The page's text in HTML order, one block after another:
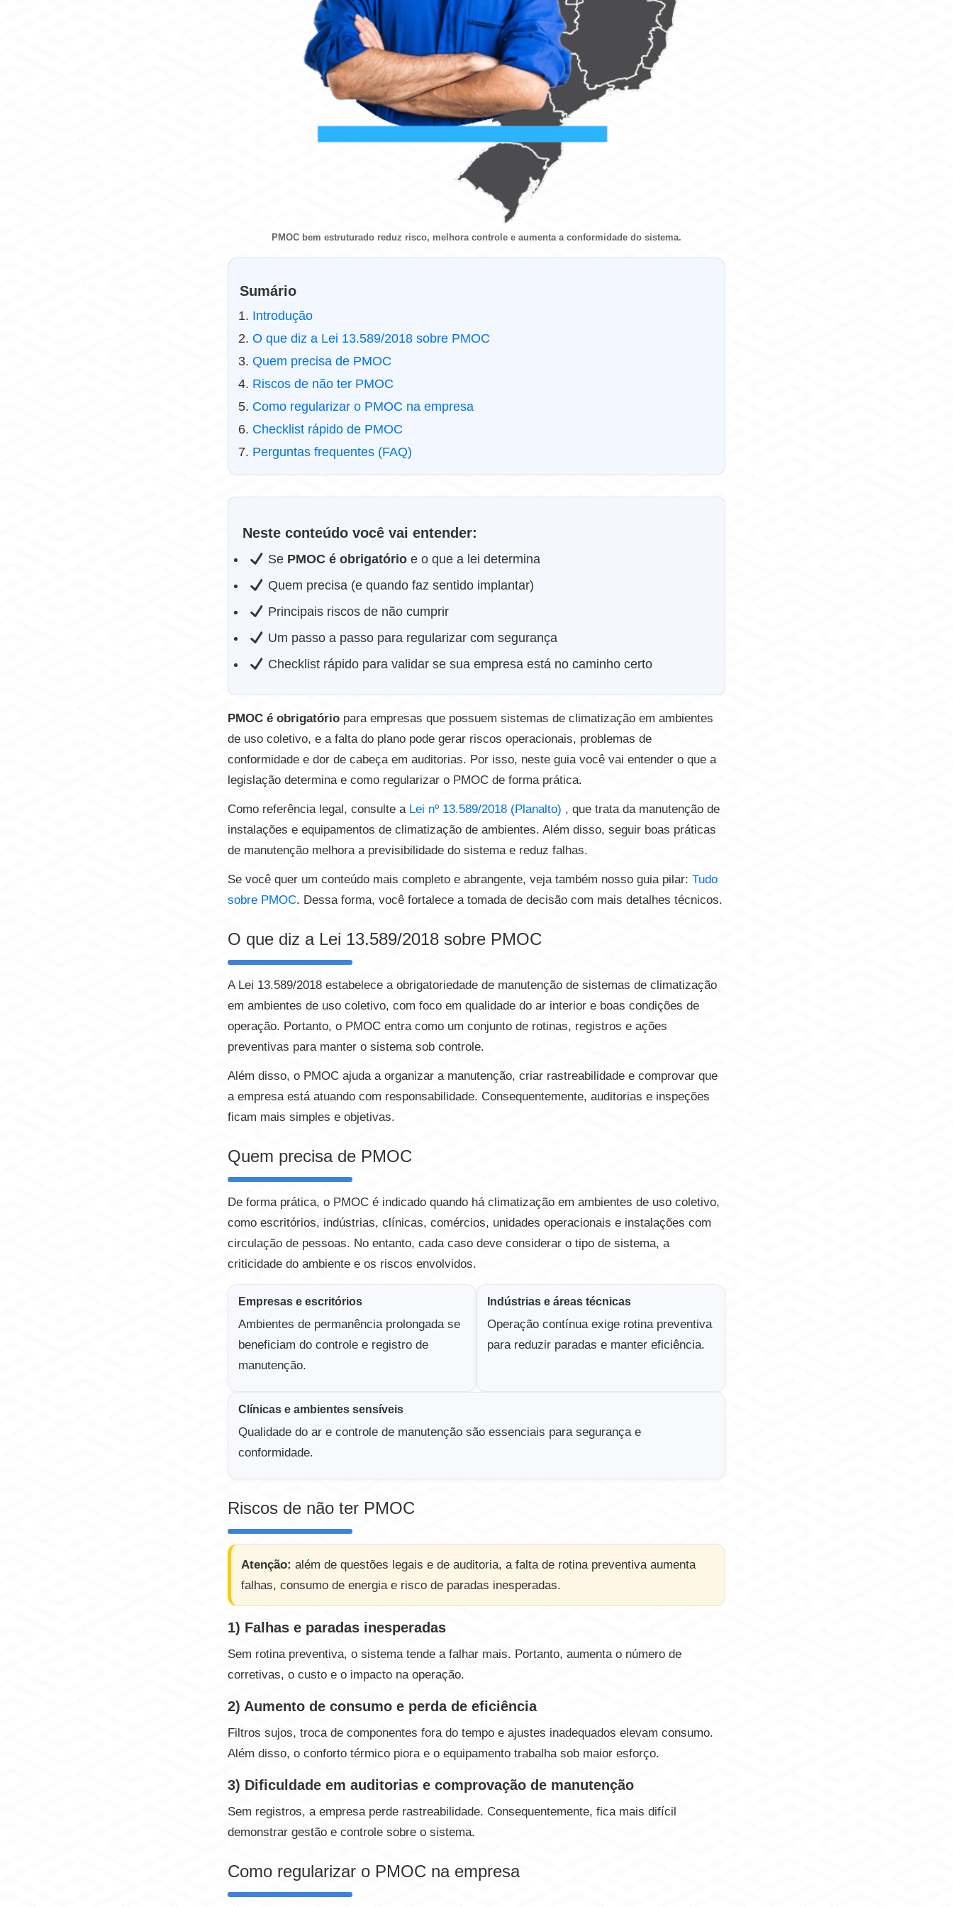
PMOC bem estruturado reduz risco, melhora controle e aumenta a conformidade do sistema.
Sumário
Introdução
O que diz a Lei 13.589/2018 sobre PMOC
Quem precisa de PMOC
Riscos de não ter PMOC
Como regularizar o PMOC na empresa
Checklist rápido de PMOC
Perguntas frequentes (FAQ)
Neste conteúdo você vai entender:
Se PMOC é obrigatórioe o que a lei determina
Quem precisa (e quando faz sentido implantar)
Principais riscos de não cumprir
Um passo a passo para regularizar com segurança
Checklist rápido para validar se sua empresa está no caminho certo
PMOC é obrigatório para empresas que possuem sistemas de climatização em ambientes
de uso coletivo, e a falta do plano pode gerar riscos operacionais, problemas de
conformidade e dor de cabeça em auditorias. Por isso, neste guia você vai entender o que a
legislação determina e como regularizar o PMOC de forma prática.
Como referência legal, consulte a Lei nº 13.589/2018 (Planalto) , que trata da manutenção de
instalações e equipamentos de climatização de ambientes. Além disso, seguir boas práticas
de manutenção melhora a previsibilidade do sistema e reduz falhas.
Se você quer um conteúdo mais completo e abrangente, veja também nosso guia pilar: Tudo
sobre PMOC. Dessa forma, você fortalece a tomada de decisão com mais detalhes técnicos.
O que diz a Lei 13.589/2018 sobre PMOC
A Lei 13.589/2018 estabelece a obrigatoriedade de manutenção de sistemas de climatização
em ambientes de uso coletivo, com foco em qualidade do ar interior e boas condições de
operação. Portanto, o PMOC entra como um conjunto de rotinas, registros e ações
preventivas para manter o sistema sob controle.
Além disso, o PMOC ajuda a organizar a manutenção, criar rastreabilidade e comprovar que
a empresa está atuando com responsabilidade. Consequentemente, auditorias e inspeções
ficam mais simples e objetivas.
Quem precisa de PMOC
De forma prática, o PMOC é indicado quando há climatização em ambientes de uso coletivo,
como escritórios, indústrias, clínicas, comércios, unidades operacionais e instalações com
circulação de pessoas. No entanto, cada caso deve considerar o tipo de sistema, a
criticidade do ambiente e os riscos envolvidos.
Empresas e escritórios
Ambientes de permanência prolongada se
beneficiam do controle e registro de
manutenção.
Indústrias e áreas técnicas
Operação contínua exige rotina preventiva
para reduzir paradas e manter eficiência.
Clínicas e ambientes sensíveis
Qualidade do ar e controle de manutenção são essenciais para segurança e
conformidade.
Riscos de não ter PMOC
Atenção: além de questões legais e de auditoria, a falta de rotina preventiva aumenta
falhas, consumo de energia e risco de paradas inesperadas.
1) Falhas e paradas inesperadas
Sem rotina preventiva, o sistema tende a falhar mais. Portanto, aumenta o número de
corretivas, o custo e o impacto na operação.
2) Aumento de consumo e perda de eficiência
Filtros sujos, troca de componentes fora do tempo e ajustes inadequados elevam consumo.
Além disso, o conforto térmico piora e o equipamento trabalha sob maior esforço.
3) Dificuldade em auditorias e comprovação de manutenção
Sem registros, a empresa perde rastreabilidade. Consequentemente, fica mais difícil
demonstrar gestão e controle sobre o sistema.
Como regularizar o PMOC na empresa